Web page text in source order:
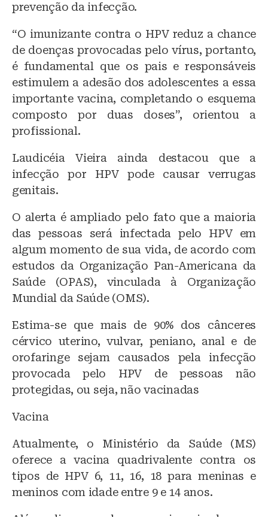
prevenção da infecção.
“O imunizante contra o HPV reduz a chance
de doenças provocadas pelo vírus, portanto,
é fundamental que os pais e responsáveis
estimulem a adesão dos adolescentes a essa
importante vacina, completando o esquema
composto por duas doses”, orientou a
profissional.
Laudicéia Vieira ainda destacou que a
infecção por HPV pode causar verrugas
genitais.
O alerta é ampliado pelo fato que a maioria
das pessoas será infectada pelo HPV em
algum momento de sua vida, de acordo com
estudos da Organização Pan-Americana da
Saúde (OPAS), vinculada à Organização
Mundial da Saúde (OMS).
Estima-se que mais de 90% dos cânceres
cérvico uterino, vulvar, peniano, anal e de
orofaringe sejam causados pela infecção
provocada pelo HPV de pessoas não
protegidas, ou seja, não vacinadas
Vacina
Atualmente, o Ministério da Saúde (MS)
oferece a vacina quadrivalente contra os
tipos de HPV 6, 11, 16, 18 para meninas e
meninos com idade entre 9 e 14 anos.